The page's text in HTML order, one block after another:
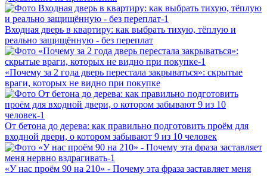
Входная дверь в квартиру: как выбрать тихую, тёплую и
реально защищённую - без переплат
«Почему за 2 года дверь перестала закрываться»: скрытые
враги, которых не видно при покупке
От бетона до дерева: как правильно подготовить проём для
входной двери, о котором забывают 9 из 10 человек
«У нас проём 90 на 210» - Почему эта фраза заставляет меня